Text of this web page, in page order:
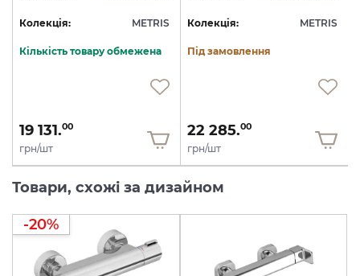
Колекція: METRIS
Кількість товару обмежена
19 131.00
грн/шт
Колекція: METRIS
Під замовлення
22 285.00
грн/шт
Товари, схожі за дизайном
-20%